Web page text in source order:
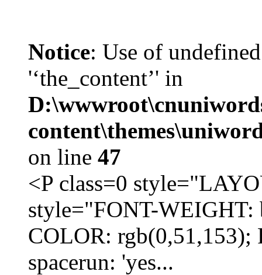
Notice: Use of
'‘the_content’' in
on line 47
<P class=0
style="FONT-
COLOR:
spacerun: 'yes...